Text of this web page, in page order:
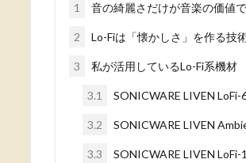
1 音の綺麗さだけが音楽の価値
2 Lo-Fiは「懐かしさ」を作る技
3 私が活用しているLo-Fi系機材
3.1 SONICWARE LIVEN LoFi-
3.2 SONICWARE LIVEN
3.3 SONICWARE LIVEN LoFi-